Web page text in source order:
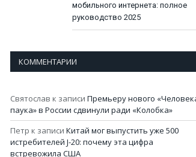
мобильного интернета: полное
руководство 2025
КОММЕНТАРИИ
Святослав к записи Премьеру нового
паука» в России сдвинули ради «Колобка»
Петр к записи Китай мог выпустить уже 500
истребителей J-20: почему эта цифра
встревожила США